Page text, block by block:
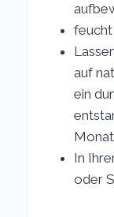
auf
ein
In
oder